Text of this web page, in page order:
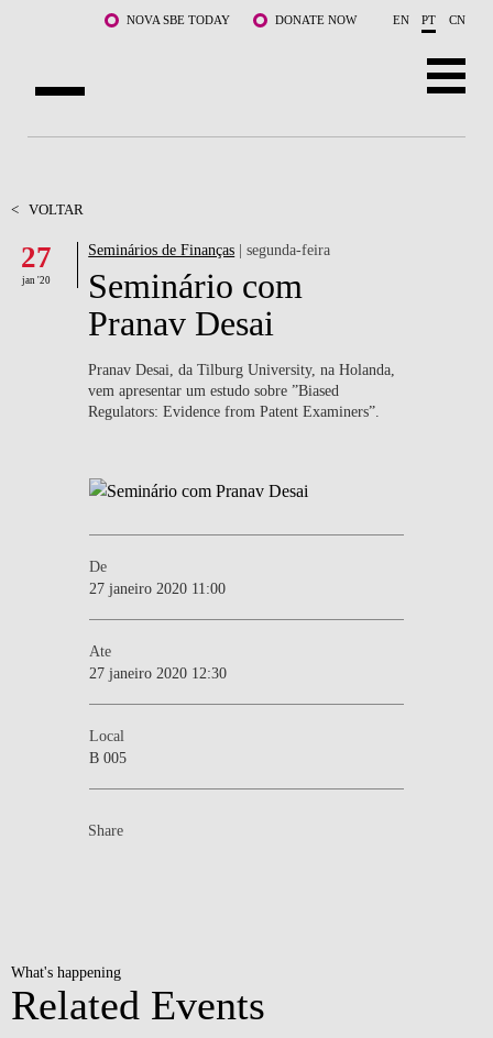
Saltar para o conteúdo principalNOVA SBE TODAY DONATE NOW EN PT CN
DOCENTES E INVESTIGAÇÃO
COMUNIDADE
WHAT'S HAPPENING
< VOLTAR
27
jan '20
Seminários de Finanças | segunda-feira
Seminário com
Pranav Desai
Pranav Desai, da Tilburg University, na Holanda,
vem apresentar um estudo sobre ”Biased
Regulators: Evidence from Patent Examiners”.
De
27 janeiro 2020 11:00
Ate
27 janeiro 2020 12:30
Local
B 005
Share
What's happening
Related Events